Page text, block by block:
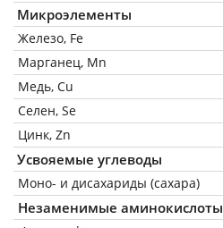
Микроэлементы
Железо, Fe
Марганец, Mn
Медь, Cu
Селен, Se
Цинк, Zn
Усвояемые углеводы
Моно- и дисахариды (сахара)
Незаменимые аминокислоты